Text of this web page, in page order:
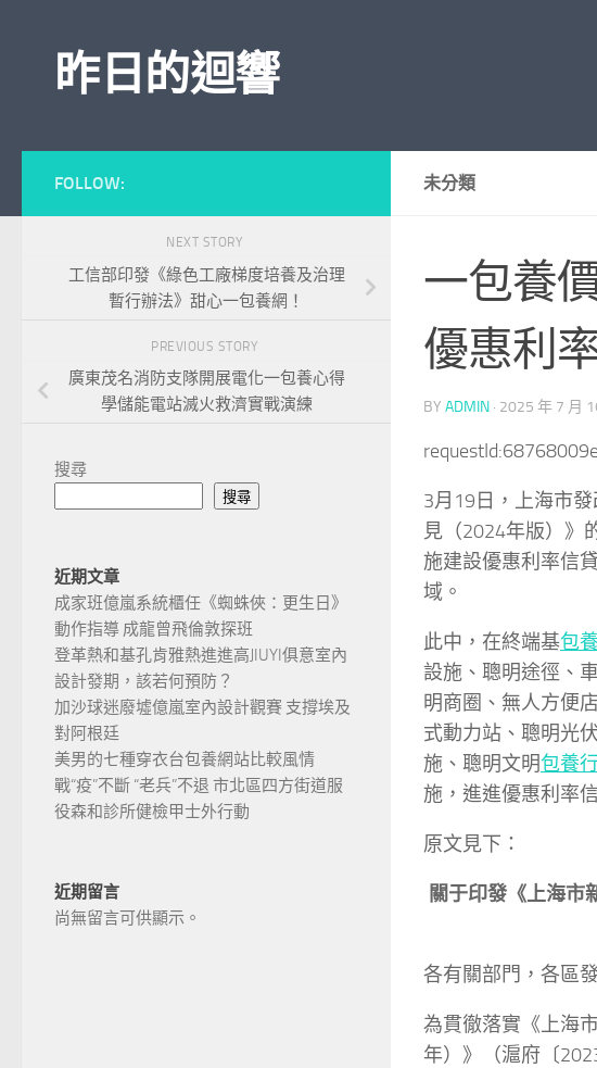
昨日的迴響
未分類
一包養
優惠利
BY ADMIN · 2025 年 7 月
3月19日，上海市
見（2024年版）》
施建設優惠利率信
域。
此中，在終端基包
設施、聰明途徑、
明商圈、無人方便
式動力站、聰明光
施、聰明文明包養
施，進進優惠利率
原文見下：
關于印發《上海市
各有關部門，各區
為貫徹落實《上海
年）》（滬府〔
FOLLOW:
NEXT STORY
工信部印發《綠色工廠梯度培養及治理
暫行辦法》甜心一包養網！
PREVIOUS STORY
廣東茂名消防支隊開展電化一包養心得
學儲能電站滅火救濟實戰演練
搜尋
搜尋
近期文章
成家班億嵐系統櫃任《蜘蛛俠：更生日》
動作指導 成龍曾飛倫敦探班
登革熱和基孔肯雅熱進進高JIUYI俱意室內
設計發期，該若何預防？
加沙球迷廢墟億嵐室內設計觀賽 支撐埃及
對阿根廷
美男的七種穿衣台包養網站比較風情
戰“疫”不斷 “老兵”不退 市北區四方街道服
役森和診所健檢甲士外行動
近期留言
尚無留言可供顯示。